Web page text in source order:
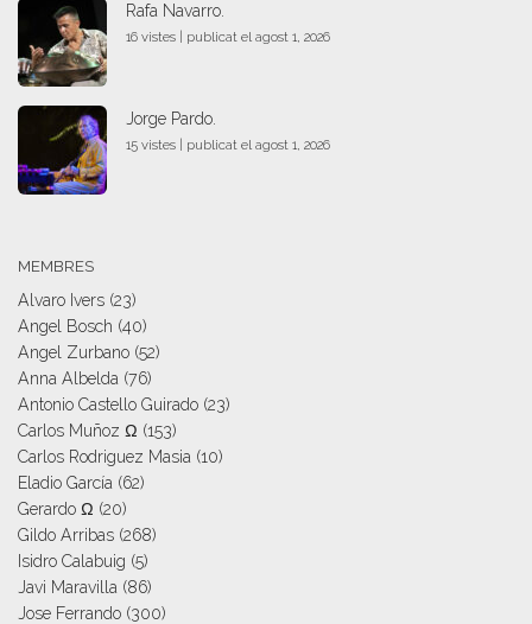
Rafa Navarro.
16 vistes publicat el agost 1, 2026
Jorge Pardo.
15 vistes publicat el agost 1, 2026
MEMBRES
Alvaro Ivers (23)
Angel Bosch (40)
Angel Zurbano (52)
Anna Albelda (76)
Antonio Castello Guirado (23)
Carlos Muñoz Ω (153)
Carlos Rodriguez Masia (10)
Eladio García (62)
Gerardo Ω (20)
Gildo Arribas (268)
Isidro Calabuig (5)
Javi Maravilla (86)
Jose Ferrando (300)